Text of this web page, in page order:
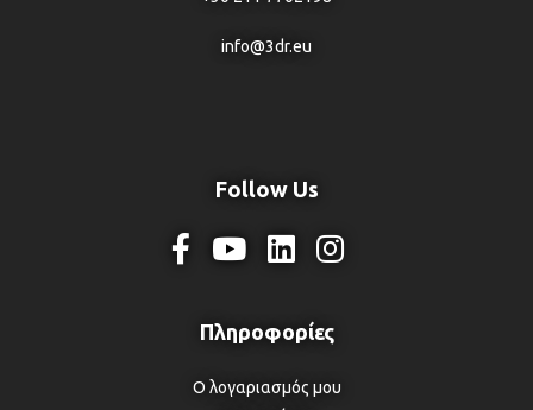
info@3dr.eu
Follow Us
Ο λογαριασμός μου